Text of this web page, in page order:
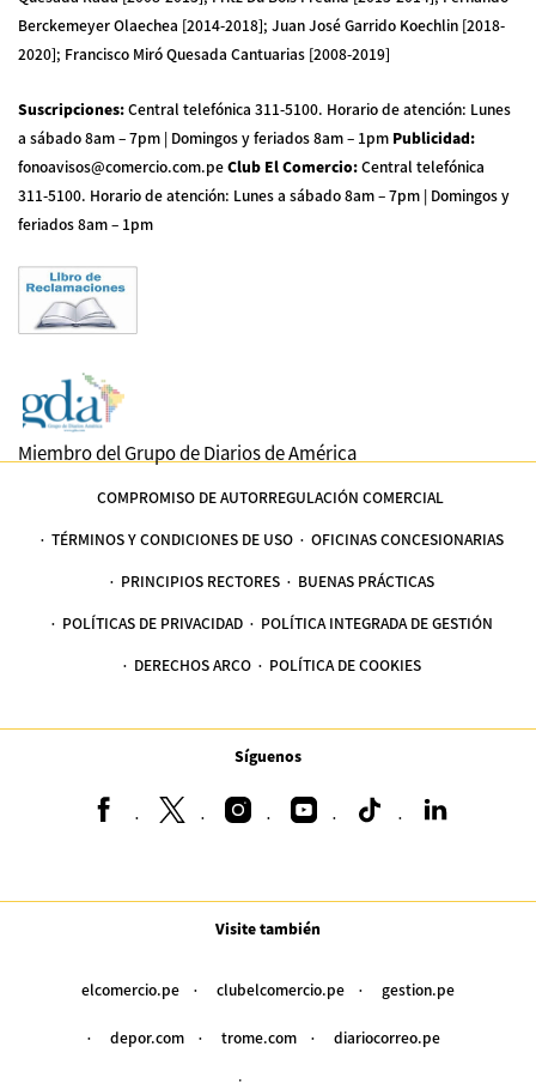
Berckemeyer Olaechea [2014-2018]; Juan José Garrido Koechlin [2018-
2020]; Francisco Miró Quesada Cantuarias [2008-2019]
Suscripciones:Central telefónica 311-5100. Horario de atención: Lunes
a sábado 8am – 7pm | Domingos y feriados 8am – 1pm Publicidad:
fonoavisos@comercio.com.peClub El Comercio:Central telefónica
311-5100. Horario de atención: Lunes a sábado 8am – 7pm | Domingos y
feriados 8am – 1pm
Miembro del Grupo de Diarios de América
COMPROMISO DE AUTORREGULACIÓN COMERCIAL
TÉRMINOS Y CONDICIONES DE USO OFICINAS CONCESIONARIAS
PRINCIPIOS RECTORES BUENAS PRÁCTICAS
POLÍTICAS DE PRIVACIDAD POLÍTICA INTEGRADA DE GESTIÓN
DERECHOS ARCO POLÍTICA DE COOKIES
Síguenos
Visite también
elcomercio.pe clubelcomercio.pe gestion.pe
depor.com trome.com diariocorreo.pe